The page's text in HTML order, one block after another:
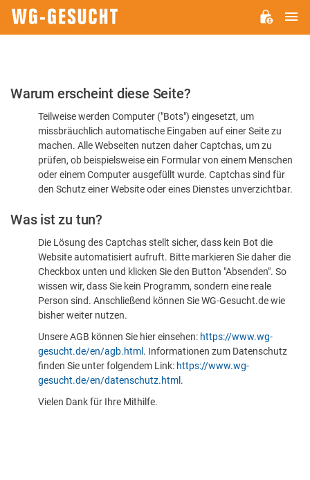
Bitte
dass
sind
Warum erscheint diese Seite?
Teilweise werden Computer ("Bots") eingesetzt, um
missbräuchlich automatische Eingaben auf einer Seite zu
machen. Alle Webseiten nutzen daher Captchas, um zu
prüfen, ob beispielsweise ein Formular von einem Menschen
oder einem Computer ausgefüllt wurde. Captchas sind für
den Schutz einer Website oder eines Dienstes unverzichtbar.
Was ist zu tun?
Die Lösung des Captchas stellt sicher, dass kein Bot die
Website automatisiert aufruft. Bitte markieren Sie daher die
Checkbox unten und klicken Sie den Button "Absenden". So
wissen wir, dass Sie kein Programm, sondern eine reale
Person sind. Anschließend können Sie WG-Gesucht.de wie
bisher weiter nutzen.
Unsere AGB können Sie hier einsehen: https://www.wg-
gesucht.de/en/agb.html . Informationen zum Datenschutz
finden Sie unter folgendem Link: https://www.wg-
gesucht.de/en/datenschutz.html .
Vielen Dank für Ihre Mithilfe.